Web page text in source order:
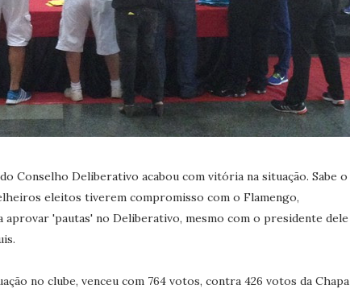
Conselho Deliberativo acabou com vitória na situação. Sabe o
eleitos tiverem compromisso com o Flamengo,
'pautas' no Deliberativo, mesmo com o presidente dele
no clube, venceu com 764 votos, contra 426 votos da Chapa